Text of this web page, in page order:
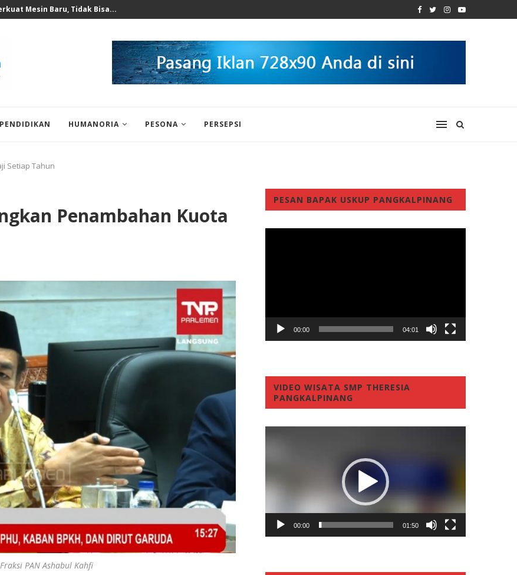
Korban Puting Beliung...
PENDIDIKAN HUMANORIA PESONA PERSEPSI
Setiap Tahun
Penambahan Kuota
PAN Ashabul Kahfi
PESAN BAPAK USKUP PANGKALPINANG
00:00 04:01
VIDEO WISATA SMP THERESIA
PANGKALPINANG
00:00 01:50